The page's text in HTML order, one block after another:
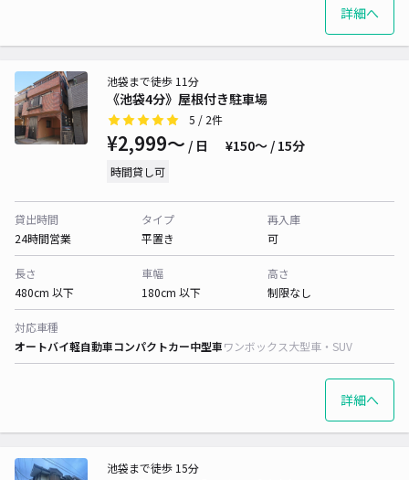
詳細へ
《池袋4分》屋根付き駐車場
池袋まで徒歩 11分
5 / 2件
¥2,999〜 / 日 ¥150〜 / 15分
時間貸し可
貸出時間
24時間営業
タイプ
平置き
再入庫
可
長さ
480cm 以下
車幅
180cm 以下
高さ
制限なし
対応車種
オートバイ軽自動車コンパクトカー中型車ワンボックス大型車・SUV
詳細へ
池袋まで徒歩 15分